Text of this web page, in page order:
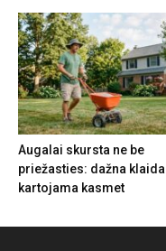
Augalai skursta ne be
priežasties: dažna klaida
kartojama kasmet